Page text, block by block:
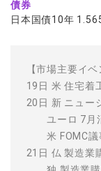
債券
日本国債10年
【市場主要イベ
19日 米 住宅着
20日 新 ニュー
ユーロ 7月
米 FOMC議
21日 仏 製造業